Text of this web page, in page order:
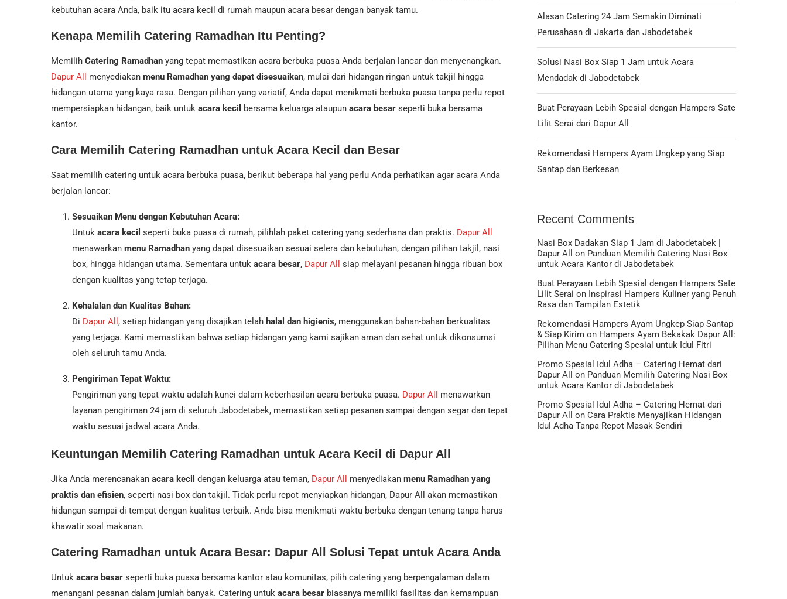
kebutuhan acara Anda, baik itu acara kecil di rumah maupun acara besar dengan banyak tamu.
Kenapa Memilih Catering Ramadhan Itu Penting?
Memilih Catering Ramadhan yang tepat memastikan acara berbuka puasa Anda berjalan lancar dan menyenangkan.
Dapur All
menyediakan menu Ramadhan yang dapat disesuaikan, mulai dari hidangan ringan untuk takjil hingga
hidangan utama yang kaya rasa. Dengan pilihan yang variatif, Anda dapat menikmati berbuka puasa tanpa perlu repot
mempersiapkan hidangan, baik untuk acara kecil bersama keluarga ataupun acara besar seperti buka bersama
kantor.
Cara Memilih Catering Ramadhan untuk Acara Kecil dan Besar
Saat memilih catering untuk acara berbuka puasa, berikut beberapa hal yang perlu Anda perhatikan agar acara Anda
berjalan lancar:
Sesuaikan Menu dengan Kebutuhan Acara:
Untuk acara kecil seperti buka puasa di rumah, pilihlah paket catering yang sederhana dan praktis. Dapur All
menawarkan menu Ramadhan yang dapat disesuaikan sesuai selera dan kebutuhan, dengan pilihan takjil, nasi
box, hingga hidangan utama. Sementara untuk acara besar, Dapur All
siap melayani pesanan hingga ribuan box
dengan kualitas yang tetap terjaga.
Kehalalan dan Kualitas Bahan:
Di Dapur All , setiap hidangan yang disajikan telah halal dan higienis, menggunakan bahan-bahan berkualitas
yang terjaga. Kami memastikan bahwa setiap hidangan yang kami sajikan aman dan sehat untuk dikonsumsi
oleh seluruh tamu Anda.
Pengiriman Tepat Waktu:
Pengiriman yang tepat waktu adalah kunci dalam keberhasilan acara berbuka puasa. Dapur All
menawarkan
layanan pengiriman 24 jam di seluruh Jabodetabek, memastikan setiap pesanan sampai dengan segar dan tepat
waktu sesuai jadwal acara Anda.
Keuntungan Memilih Catering Ramadhan untuk Acara Kecil di Dapur All
Jika Anda merencanakan acara kecil dengan keluarga atau teman, Dapur All menyediakan menu Ramadhan yang
praktis dan efisien, seperti nasi box dan takjil. Tidak perlu repot menyiapkan hidangan, Dapur All akan memastikan
hidangan sampai di tempat dengan kualitas terbaik. Anda bisa menikmati waktu berbuka dengan tenang tanpa harus
khawatir soal makanan.
Catering Ramadhan untuk Acara Besar: Dapur All Solusi Tepat untuk Acara Anda
Untuk acara besar seperti buka puasa bersama kantor atau komunitas, pilih catering yang berpengalaman dalam
menangani pesanan dalam jumlah banyak. Catering untuk acara besar biasanya memiliki fasilitas dan kemampuan
Alasan Catering 24 Jam Semakin Diminati
Perusahaan di Jakarta dan Jabodetabek
Solusi Nasi Box Siap 1 Jam untuk Acara
Mendadak di Jabodetabek
Buat Perayaan Lebih Spesial dengan Hampers Sate
Lilit Serai dari Dapur All
Rekomendasi Hampers Ayam Ungkep yang Siap
Santap dan Berkesan
Recent Comments
Nasi Box Dadakan Siap 1 Jam di Jabodetabek |
Dapur All
on Panduan Memilih Catering Nasi Box
untuk Acara Kantor di Jabodetabek
Buat Perayaan Lebih Spesial dengan Hampers Sate
Lilit Serai on Inspirasi Hampers Kuliner yang Penuh
Rasa dan Tampilan Estetik
Rekomendasi Hampers Ayam Ungkep Siap Santap
& Siap Kirim on Hampers Ayam Bekakak Dapur All:
Pilihan Menu Catering Spesial untuk Idul Fitri
Promo Spesial Idul Adha – Catering Hemat dari
Dapur All
on Panduan Memilih Catering Nasi Box
untuk Acara Kantor di Jabodetabek
Promo Spesial Idul Adha – Catering Hemat dari
Dapur All
on Cara Praktis Menyajikan Hidangan
Idul Adha Tanpa Repot Masak Sendiri